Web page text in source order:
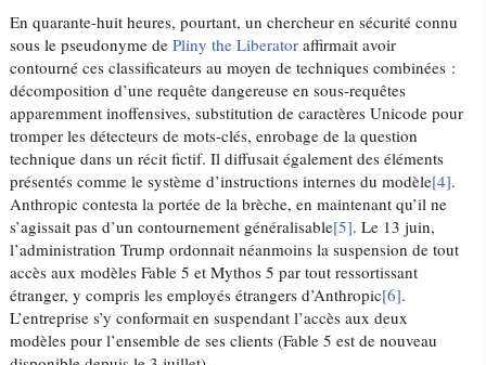
En quarante-huit heures, pourtant, un chercheur en sécurité connu
sous le pseudonyme dePliny the Liberator affirmait avoir
contourné ces classificateurs au moyen de techniques combinées :
décomposition d’une requête dangereuse en sous-requêtes
apparemment inoffensives, substitution de caractères Unicode pour
tromper les détecteurs de mots-clés, enrobage de la question
technique dans un récit fictif. Il diffusait également des éléments
présentés comme le système d’instructions internes du modèle[4].
Anthropic contesta la portée de la brèche, en maintenant qu’il ne
s’agissait pas d’un contournement généralisable[5]. Le 13 juin,
l’administration Trump ordonnait néanmoins la suspension de tout
accès aux modèles Fable 5 et Mythos 5 par tout ressortissant
étranger, y compris les employés étrangers d’Anthropic[6].
L’entreprise s’y conformait en suspendant l’accès aux deux
modèles pour l’ensemble de ses clients (Fable 5 est de nouveau